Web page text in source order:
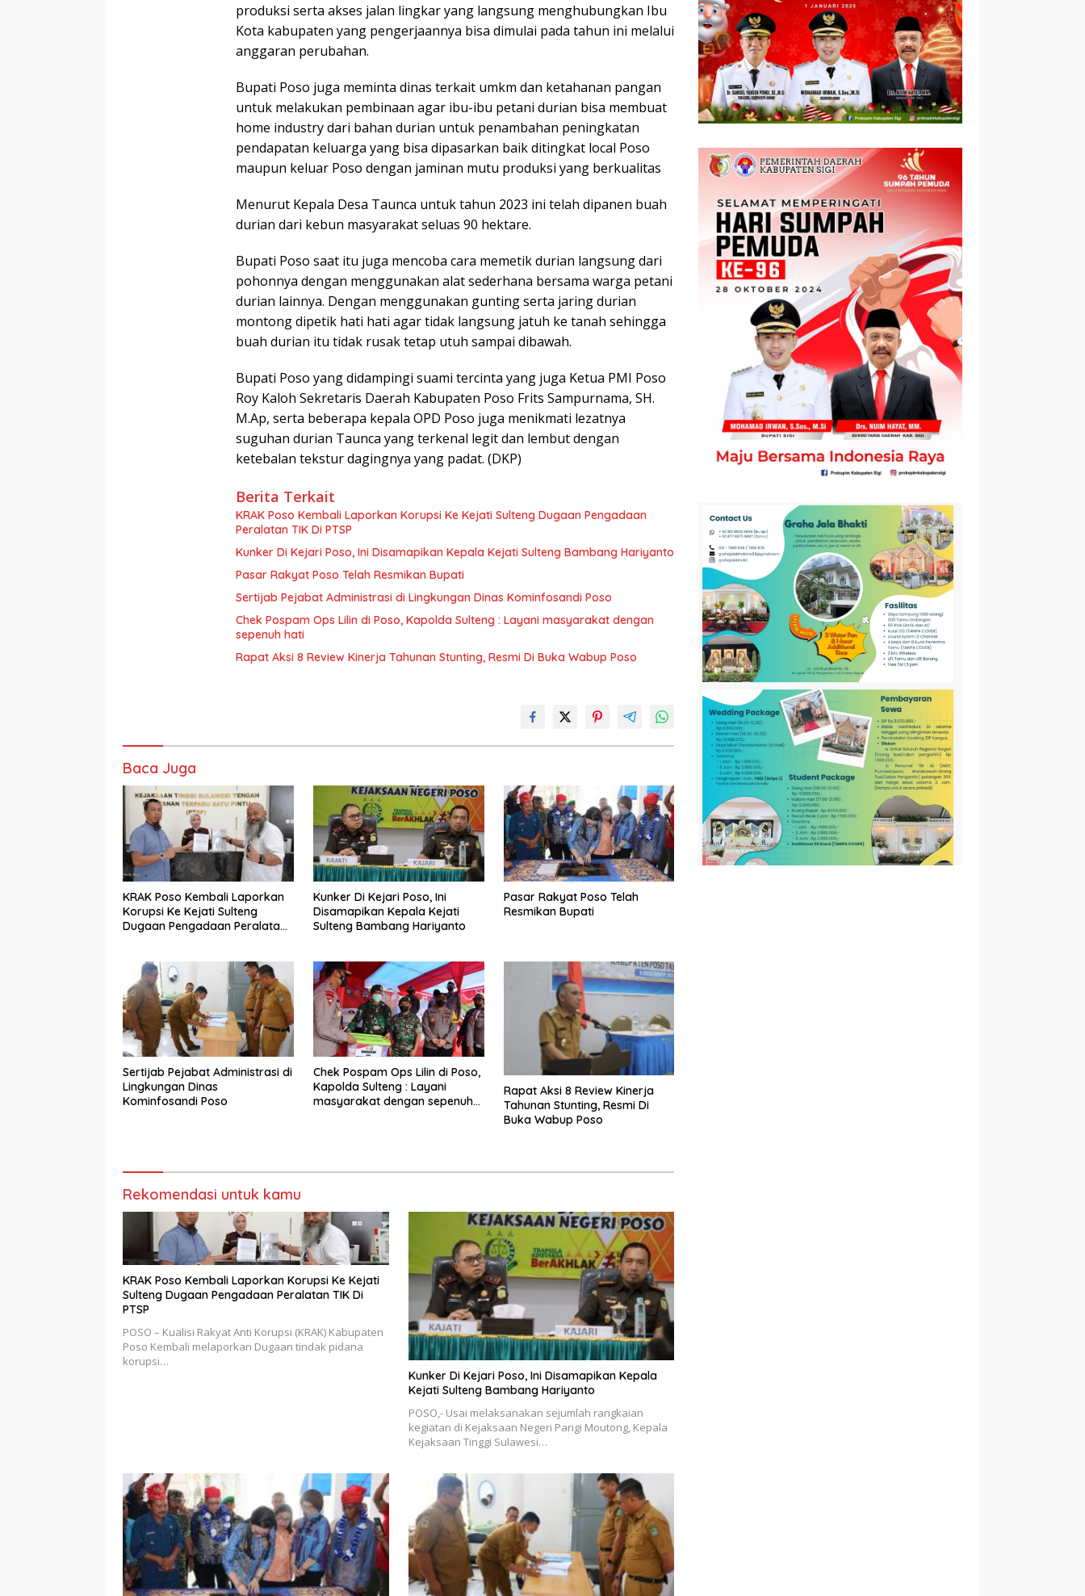
produksi serta akses jalan lingkar yang langsung menghubungkan Ibu
Kota kabupaten yang pengerjaannya bisa dimulai pada tahun ini melalui
anggaran perubahan.
Bupati Poso juga meminta dinas terkait umkm dan ketahanan pangan
untuk melakukan pembinaan agar ibu-ibu petani durian bisa membuat
home industry dari bahan durian untuk penambahan peningkatan
pendapatan keluarga yang bisa dipasarkan baik ditingkat local Poso
maupun keluar Poso dengan jaminan mutu produksi yang berkualitas
Menurut Kepala Desa Taunca untuk tahun 2023 ini telah dipanen buah
durian dari kebun masyarakat seluas 90 hektare.
Bupati Poso saat itu juga mencoba cara memetik durian langsung dari
pohonnya dengan menggunakan alat sederhana bersama warga petani
durian lainnya. Dengan menggunakan gunting serta jaring durian
montong dipetik hati hati agar tidak langsung jatuh ke tanah sehingga
buah durian itu tidak rusak tetap utuh sampai dibawah.
Bupati Poso yang didampingi suami tercinta yang juga Ketua PMI Poso
Roy Kaloh Sekretaris Daerah Kabupaten Poso Frits Sampurnama, SH.
M.Ap, serta beberapa kepala OPD Poso juga menikmati lezatnya
suguhan durian Taunca yang terkenal legit dan lembut dengan
ketebalan tekstur dagingnya yang padat. (DKP)
Berita Terkait
KRAK Poso Kembali Laporkan Korupsi Ke Kejati Sulteng Dugaan Pengadaan
Peralatan TIK Di PTSP
Kunker Di Kejari Poso, Ini Disamapikan Kepala Kejati Sulteng Bambang Hariyanto
Pasar Rakyat Poso Telah Resmikan Bupati
Sertijab Pejabat Administrasi di Lingkungan Dinas Kominfosandi Poso
Chek Pospam Ops Lilin di Poso, Kapolda Sulteng : Layani masyarakat dengan
sepenuh hati
Rapat Aksi 8 Review Kinerja Tahunan Stunting, Resmi Di Buka Wabup Poso
Baca Juga
KRAK Poso Kembali Laporkan
Korupsi Ke Kejati Sulteng
Dugaan Pengadaan Peralatan
Kunker Di Kejari Poso, Ini
Disamapikan Kepala Kejati
Sulteng Bambang Hariyanto
Pasar Rakyat Poso Telah
Resmikan Bupati
Sertijab Pejabat Administrasi di
Lingkungan Dinas
Kominfosandi Poso
Chek Pospam Ops Lilin di Poso,
Kapolda Sulteng : Layani
masyarakat dengan sepenuh
Rapat Aksi 8 Review Kinerja
Tahunan Stunting, Resmi Di
Buka Wabup Poso
Rekomendasi untuk kamu
KRAK Poso Kembali Laporkan Korupsi Ke Kejati
Sulteng Dugaan Pengadaan Peralatan TIK Di
PTSP
POSO – Kualisi Rakyat Anti Korupsi (KRAK) Kabupaten
Poso Kembali melaporkan Dugaan tindak pidana
korupsi…
Kunker Di Kejari Poso, Ini Disamapikan Kepala
Kejati Sulteng Bambang Hariyanto
POSO,- Usai melaksanakan sejumlah rangkaian
kegiatan di Kejaksaan Negeri Parigi Moutong, Kepala
Kejaksaan Tinggi Sulawesi…